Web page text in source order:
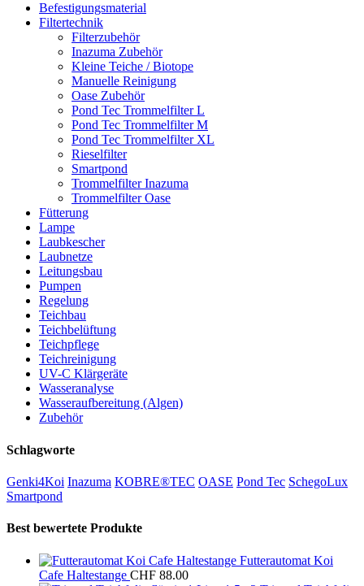
Befestigungsmaterial
Filtertechnik
Filterzubehör
Inazuma Zubehör
Kleine Teiche / Biotope
Manuelle Reinigung
Oase Zubehör
Pond Tec Trommelfilter L
Pond Tec Trommelfilter M
Pond Tec Trommelfilter XL
Rieselfilter
Smartpond
Trommelfilter Inazuma
Trommelfilter Oase
Fütterung
Lampe
Laubkescher
Laubnetze
Leitungsbau
Pumpen
Regelung
Teichbau
Teichbelüftung
Teichpflege
Teichreinigung
UV-C Klärgeräte
Wasseranalyse
Wasseraufbereitung (Algen)
Zubehör
Schlagworte
Genki4Koi Inazuma KOBRE®TEC OASE Pond Tec SchegoLux
Smartpond
Best bewertete Produkte
Futterautomat Koi
Cafe Haltestange CHF 88.00